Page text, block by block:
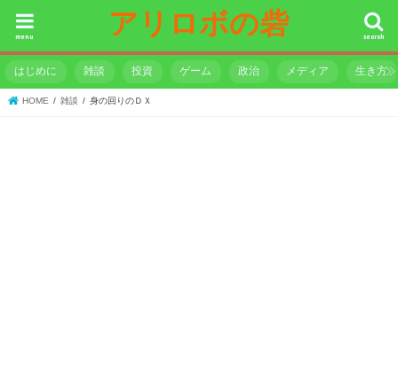
アリロボの砦 search
menu
はじめに 雑談 投資 ゲーム 政治 メディア 生き方
HOME 雑談 身の回りのＤＸ